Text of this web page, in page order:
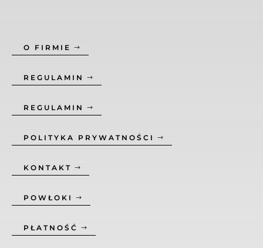
O FIRMIE
REGULAMIN
REGULAMIN
POLITYKA PRYWATNOŚCI
KONTAKT
POWŁOKI
PŁATNOŚĆ